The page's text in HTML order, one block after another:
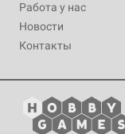
Работа у нас
Новости
Контакты